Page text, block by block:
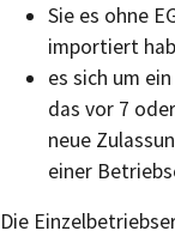
Sie es ohne
importiert
es sich um
das vor 7
neue
einer
Die